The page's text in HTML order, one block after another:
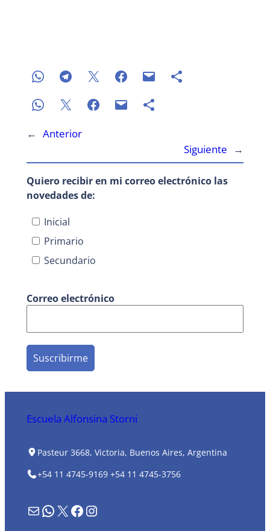
← Anterior
Siguiente
→
Quiero recibir en mi correo electrónico las
novedades de:
Inicial
Primario
Secundario
Correo electrónico
Escuela Alfonsina Storni
Pasteur 3668, Victoria, Buenos Aires, Argentina
+54 11 4745-9169 +54 11 4745-3756
Formulario de contacto WhatsApp X Facebook Instagram